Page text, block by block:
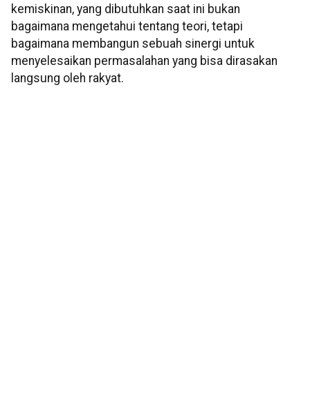
kemiskinan, yang dibutuhkan saat ini bukan
bagaimana mengetahui tentang teori, tetapi
bagaimana membangun sebuah sinergi untuk
menyelesaikan permasalahan yang bisa dirasakan
langsung oleh rakyat.